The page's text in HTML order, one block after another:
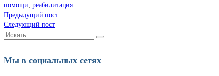
помощи, реабилитация
Предыдущий пост
Следующий пост
Искать:
Мы в социальных сетях